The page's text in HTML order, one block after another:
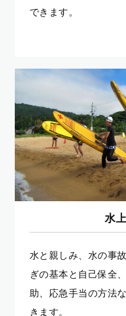
できます。
水
水と親しみ、水の事
ぎの基本と自己保全
助、応急手当の方法
きます。